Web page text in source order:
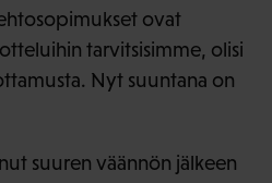
ovat
tarvitsisimme, olisi
Nyt suuntana on
suuren väännön jälkeen